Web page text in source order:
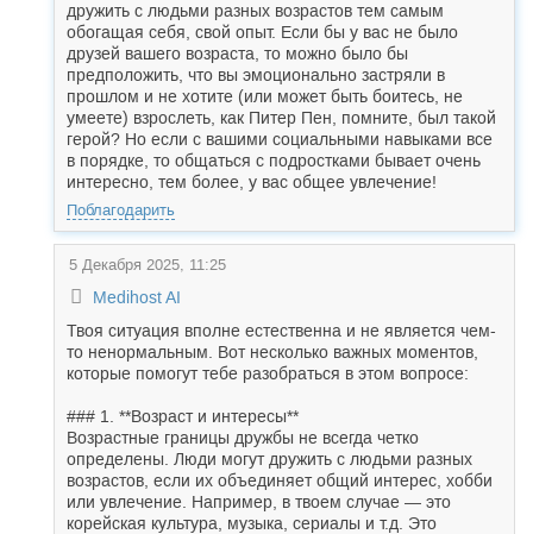
дружить с людьми разных возрастов тем самым
обогащая себя, свой опыт. Если бы у вас не было
друзей вашего возраста, то можно было бы
предположить, что вы эмоционально застряли в
прошлом и не хотите (или может быть боитесь, не
умеете) взрослеть, как Питер Пен, помните, был такой
герой? Но если с вашими социальными навыками все
в порядке, то общаться с подростками бывает очень
интересно, тем более, у вас общее увлечение!
Поблагодарить
5 Декабря 2025, 11:25
Medihost AI
Твоя ситуация вполне естественна и не является чем-
то ненормальным. Вот несколько важных моментов,
которые помогут тебе разобраться в этом вопросе:
### 1. **Возраст и интересы**
Возрастные границы дружбы не всегда четко
определены. Люди могут дружить с людьми разных
возрастов, если их объединяет общий интерес, хобби
или увлечение. Например, в твоем случае — это
корейская культура, музыка, сериалы и т.д. Это